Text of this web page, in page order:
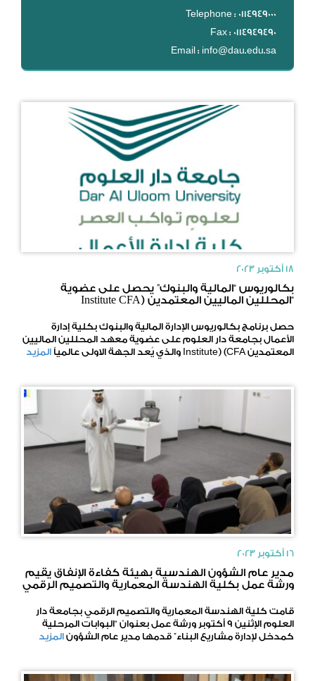
DL
نظام التقييم السنوي
MYAES
Telephone : 0114949000
Fax : 0114949490
Email : info@dau.edu.sa
18 أكتوبر 2023
بكالوريوس “المالية والبنوك” يحصل على عضوية
“المحللين الماليين المعتمدين (Institute CFA
حصل برنامج بكالوريوس الإدارة المالية والبنوك بكلية إدارة
الأعمال بجامعة دار العلوم على عضوية معهد المحللين الماليين
المعتمدين Institute) (CFA والذي يُعد الجهة الاولى عالمياً
المزيد
16 أكتوبر 2023
مدير عام الشؤون الهندسية بهيئة كفاءة الإنفاق يقيم
ورشة عمل بكلية الهندسة المعمارية والتصميم الرقمي
قامت كلية الهندسة المعمارية والتصميم الرقمي بجامعة دار
العلوم الإثنين 9 أكتوبر ورشة عمل بعنوان “البوابات المرحلية
كمدخل لإدارة مشاريع البناء” قدمها مدير عام الشؤون المزيد